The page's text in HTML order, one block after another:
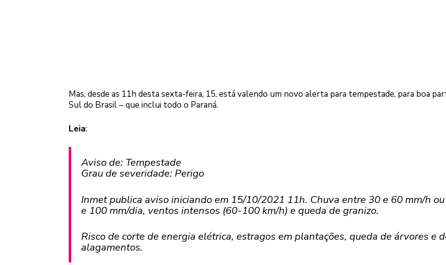
Mas, desde as 11h desta sexta-feira, 15, está valendo um novo alerta para tempestade, para boa
Sul do Brasil – que inclui todo o Paraná.
Leia:
Aviso de: Tempestade
Grau de severidade: Perigo
Inmet publica aviso iniciando em 15/10/2021 11h. Chuva entre 30 e 60 mm/h
e 100 mm/dia, ventos intensos (60-100 km/h) e queda de granizo.
Risco de corte de energia elétrica, estragos em plantações, queda de árvores e
alagamentos.